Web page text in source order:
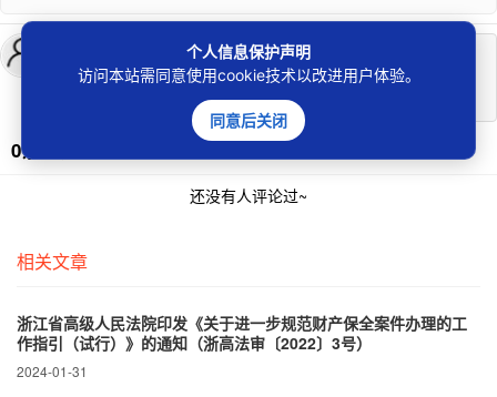
登录 后发表评论
0条评论
还没有人评论过~
相关文章
浙江省高级人民法院印发《关于进一步规范财产保全案件办理的工
作指引（试行）》的通知（浙高法审〔2022〕3号）
2024-01-31
个人信息保护声明
访问本站需同意使用cookie技术以改进用户体验。
同意后关闭